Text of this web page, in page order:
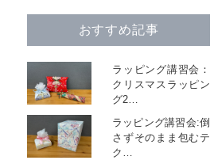
おすすめ記事
ラッピング講習会：
クリスマスラッピン
グ2…
ラッピング講習会:倒
さずそのまま包むテ
ク …